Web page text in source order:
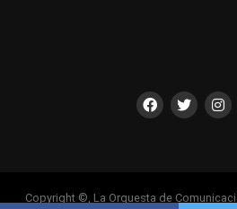
Copyright ©, La Orquesta de